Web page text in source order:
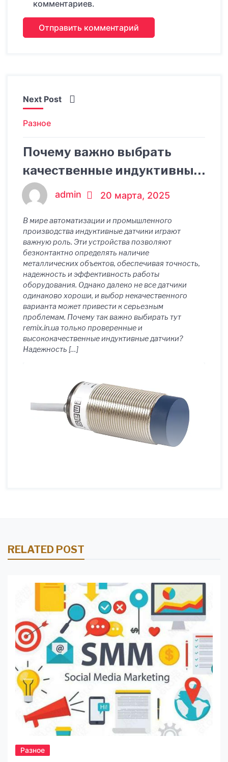
комментариев.
Next Post
Разное
Почему важно выбрать
качественные индуктивные
датчики
admin 20 марта, 2025
В мире автоматизации и промышленного
производства индуктивные датчики играют
важную роль. Эти устройства позволяют
безконтактно определять наличие
металлических объектов, обеспечивая точность,
надежность и эффективность работы
оборудования. Однако далеко не все датчики
одинаково хороши, и выбор некачественного
варианта может привести к серьезным
проблемам. Почему так важно выбирать тут
remix.in.ua только проверенные и
высококачественные индуктивные датчики?
Надежность […]
RELATED POST
Разное